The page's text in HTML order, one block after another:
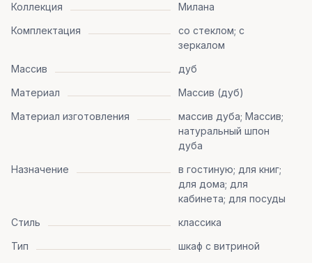
Коллекция
Милана
Комплектация
со стеклом; с
зеркалом
Массив
дуб
Материал
Массив (дуб)
Материал изготовления
массив дуба; Массив;
натуральный шпон
дуба
Назначение
в гостиную; для книг;
для дома; для
кабинета; для посуды
Стиль
классика
Тип
шкаф с витриной